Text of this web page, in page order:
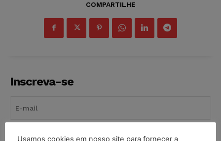
COMPARTILHE
Inscreva-se
INSCREVER
Usamos cookies em nosso site para fornecer a